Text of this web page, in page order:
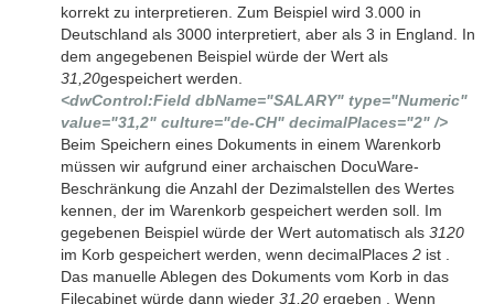
korrekt zu interpretieren. Zum Beispiel wird 3.000 in
Deutschland als 3000 interpretiert, aber als 3 in England. In
dem angegebenen Beispiel würde der Wert als
31,20gespeichert werden.
<dwControl:Field dbName="SALARY" type="Numeric"
value="31,2" culture="de-CH" decimalPlaces="2" />
Beim Speichern eines Dokuments in einem Warenkorb
müssen wir aufgrund einer archaischen DocuWare-
Beschränkung die Anzahl der Dezimalstellen des Wertes
kennen, der im Warenkorb gespeichert werden soll. Im
gegebenen Beispiel würde der Wert automatisch als 3120
im Korb gespeichert werden, wenn decimalPlaces 2 ist .
Das manuelle Ablegen des Dokuments vom Korb in das
Filecabinet würde dann wieder 31,20 ergeben . Wenn